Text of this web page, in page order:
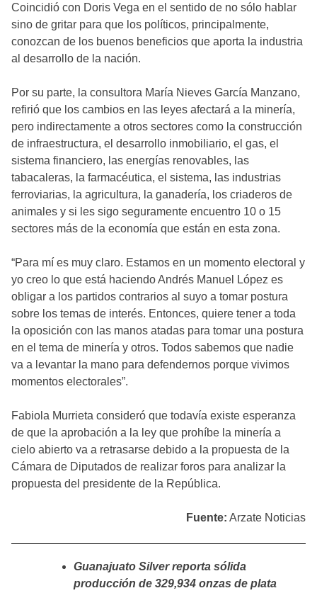
Coincidió con Doris Vega en el sentido de no sólo hablar
sino de gritar para que los políticos, principalmente,
conozcan de los buenos beneficios que aporta la industria
al desarrollo de la nación.
Por su parte, la consultora María Nieves García Manzano,
refirió que los cambios en las leyes afectará a la minería,
pero indirectamente a otros sectores como la construcción
de infraestructura, el desarrollo inmobiliario, el gas, el
sistema financiero, las energías renovables, las
tabacaleras, la farmacéutica, el sistema, las industrias
ferroviarias, la agricultura, la ganadería, los criaderos de
animales y si les sigo seguramente encuentro 10 o 15
sectores más de la economía que están en esta zona.
“Para mí es muy claro. Estamos en un momento electoral y
yo creo lo que está haciendo Andrés Manuel López es
obligar a los partidos contrarios al suyo a tomar postura
sobre los temas de interés. Entonces, quiere tener a toda
la oposición con las manos atadas para tomar una postura
en el tema de minería y otros. Todos sabemos que nadie
va a levantar la mano para defendernos porque vivimos
momentos electorales”.
Fabiola Murrieta consideró que todavía existe esperanza
de que la aprobación a la ley que prohíbe la minería a
cielo abierto va a retrasarse debido a la propuesta de la
Cámara de Diputados de realizar foros para analizar la
propuesta del presidente de la República.
Fuente: Arzate Noticias
Guanajuato Silver reporta sólida
producción de 329,934 onzas de plata